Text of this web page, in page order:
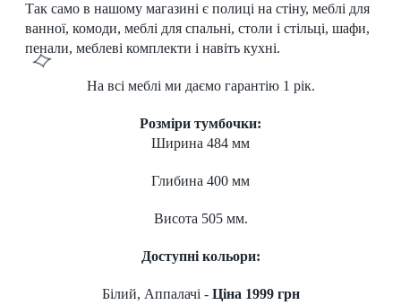
Так само в нашому магазині є полиці на стіну, меблі для
ванної, комоди, меблі для спальні, столи і стільці, шафи,
пенали, меблеві комплекти і навіть кухні.
На всі меблі ми даємо гарантію 1 рік.
Розміри тумбочки:
Ширина 484 мм
Глибина 400 мм
Висота 505 мм.
Доступні кольори:
Білий, Аппалачі - Ціна 1999 грн